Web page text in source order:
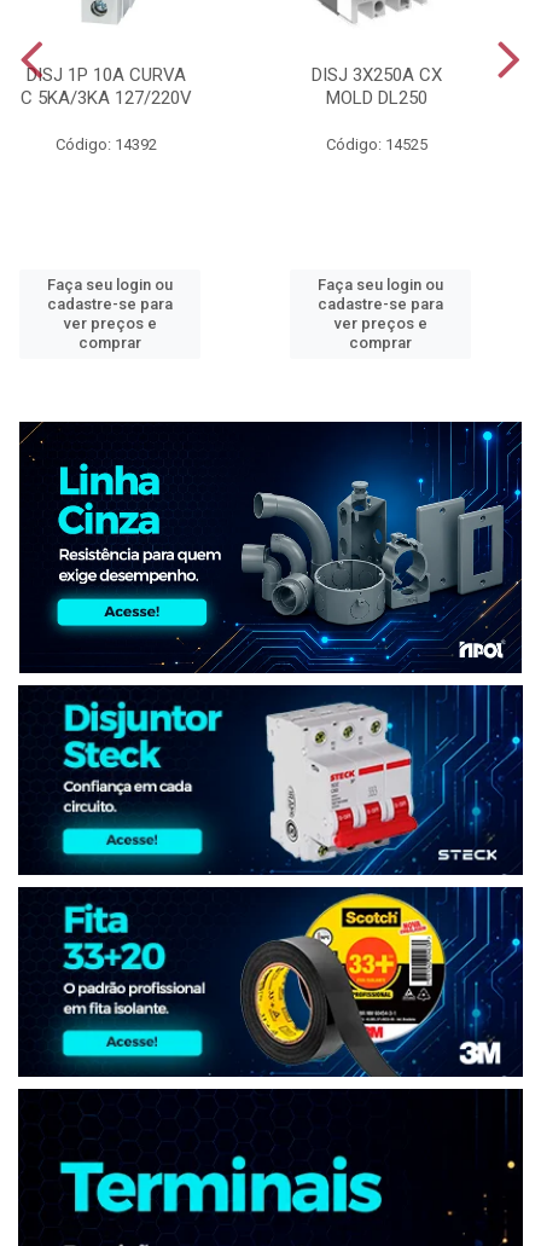
DISJ 1P 10A CURVA
C 5KA/3KA 127/220V
Código: 14392
Faça seu login ou
cadastre-se para
ver preços e
comprar
DISJ 3X250A CX
MOLD DL250
Código: 14525
Faça seu login ou
cadastre-se para
ver preços e
comprar